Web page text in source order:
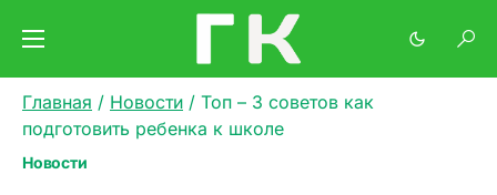
Главная / Новости / Топ – 3 советов как
подготовить ребенка к школе
Новости